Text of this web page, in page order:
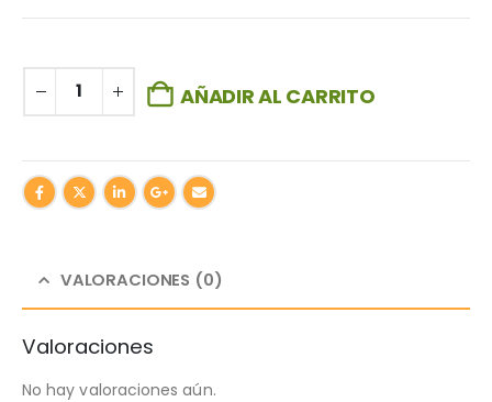
AÑADIR AL CARRITO
VALORACIONES (0)
Valoraciones
No hay valoraciones aún.